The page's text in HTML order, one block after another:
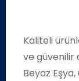
Kaliteli
ve güvenilir
Beyaz